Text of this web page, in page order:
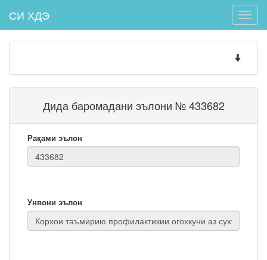
Toggle
СИ ХДЭ
Toggle
Дида баромадани эълони № 433682
Рақами эълон
Унвони эълон